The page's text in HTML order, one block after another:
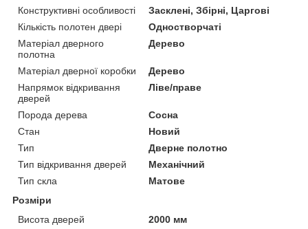
Конструктивні особливості
Засклені, Збірні, Царгові
Кількість полотен двері
Одностворчаті
Матеріал дверного
полотна
Дерево
Матеріал дверної коробки
Дерево
Напрямок відкривання
дверей
Ліве/праве
Порода дерева
Сосна
Стан
Новий
Тип
Дверне полотно
Тип відкривання дверей
Механічний
Тип скла
Матове
Розміри
Висота дверей
2000 мм